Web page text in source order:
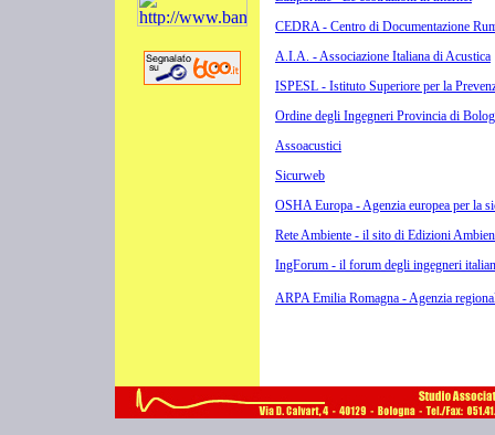
CEDRA - Centro di Documentazione
A.I.A. - Associazione Italiana di Acustica
ISPESL - Istituto Superiore per la
Ordine degli Ingegneri Provincia di
Assoacustici
Sicurweb
OSHA Europa - Agenzia europea per la
Rete Ambiente - il sito di Edizioni
IngForum - il forum degli ingegneri
ARPA Emilia Romagna - Agenzia